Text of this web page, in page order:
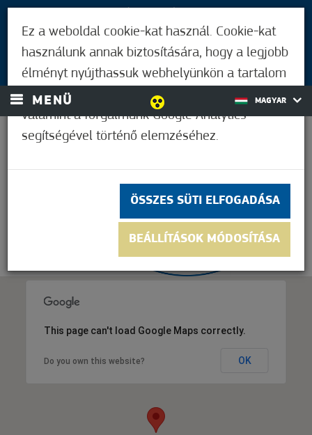
BEJELENTKEZÉS
MENÜ MAGYAR
This page can't load Google Maps correctly.
Do you own this website? OK
Ez a weboldal cookie-kat használ. Cookie-kat
használunk annak biztosítására, hogy a legjobb
élményt nyújthassuk webhelyünkön a tartalom
és a hirdetések személyre szabásához,
valamint a forgalmunk Google Analytics
segítségével történő elemzéséhez.
ÖSSZES SÜTI ELFOGADÁSA
BEÁLLÍTÁSOK MÓDOSÍTÁSA